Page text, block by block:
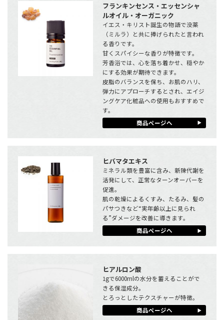
フランキンセンス・エッセンシャ
ルオイル・オーガニック
イエス・キリスト誕生の物語で没薬
（ミルラ）と共に捧げられたと言われ
る香りです。
甘くスパイシーな香りが特徴です。
芳香浴では、心を落ち着かせ、穏やか
にする効果が期待できます。
皮脂のバランスを保ち、お肌のハリ、
弾力にアプローチするとされ、エイジ
ングケア化粧品への使用もおすすめで
す。
商品ページへ
ヒバマタエキス
ミネラル類を豊富に含み、新陳代謝を
活発にして、正常なターンオーバーを
促進。
肌の乾燥によるくすみ、たるみ、髪の
パサつきなど“実年齢以上に見られ
る”ダメージを改善に導きます。
商品ページへ
ヒアルロン酸
1gで6000mlの水分を蓄えることがで
きる保湿成分。
とろっとしたテクスチャーが特徴。
商品ページへ